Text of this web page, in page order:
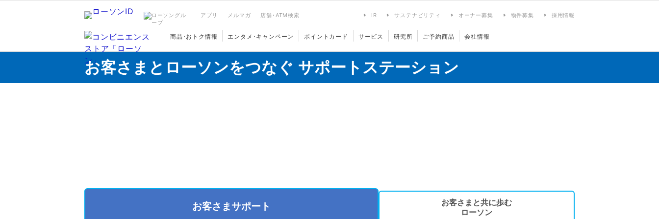
アプリ メルマガ 店舗･ATM検索 IR サステナビリティ オーナー募集 物件募集 採用情報
商品･おトク情報 エンタメ･キャンペーン ポイントカード サービス 研究所 ご予約商品 会社情報
お客さまとローソンをつなぐ サポートステーション
お客さまサポート
お客さまと共に歩む
ローソン